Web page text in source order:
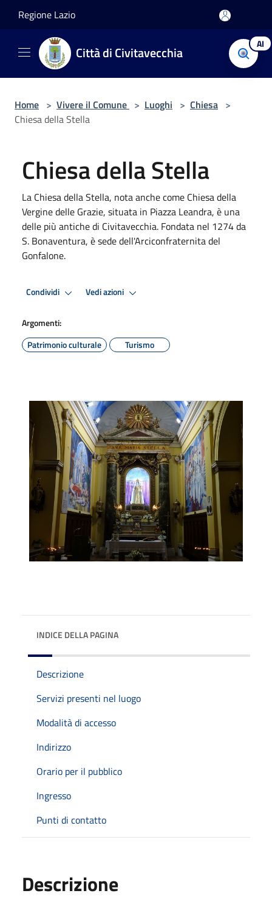
Regione Lazio
Città di Civitavecchia AI
Home > Vivere il Comune > Luoghi > Chiesa >
Chiesa della Stella
Chiesa della Stella
La Chiesa della Stella, nota anche come Chiesa della
Vergine delle Grazie, situata in Piazza Leandra, è una
delle più antiche di Civitavecchia. Fondata nel 1274 da
S. Bonaventura, è sede dell'Arciconfraternita del
Gonfalone.
Condividi Vedi azioni
Argomenti:
Patrimonio culturale
Turismo
INDICE DELLA PAGINA
Descrizione
Servizi presenti nel luogo
Modalità di accesso
Indirizzo
Orario per il pubblico
Ingresso
Punti di contatto
Descrizione